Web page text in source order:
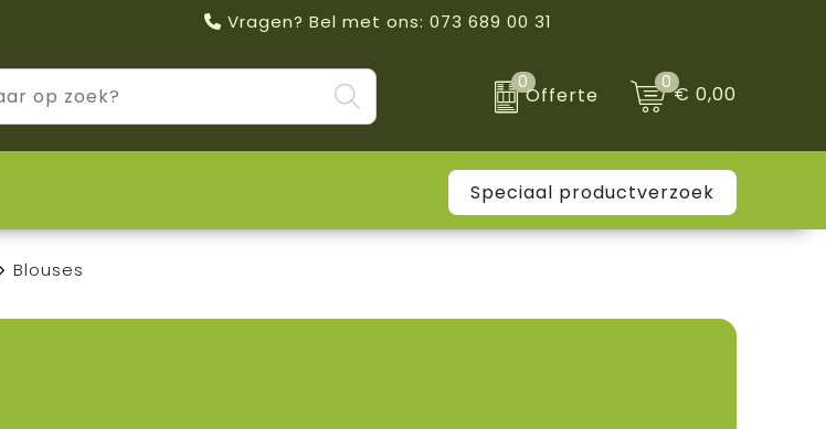
Vragen? Bel met ons: 073 689 00 31
0
Offerte
0€ 0,00
Speciaal productverzoek
Blouses